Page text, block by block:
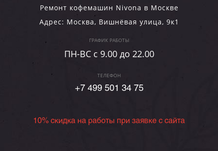
Ремонт кофемашин Nivona в Москве
Адрес: Москва, Вишнёвая улица, 9к1
ГРАФИК РАБОТЫ
ПН-ВC c 9.00 до 22.00
ТЕЛЕФОН
+7 499 501 34 75
10% скидка на работы при заявке с сайта